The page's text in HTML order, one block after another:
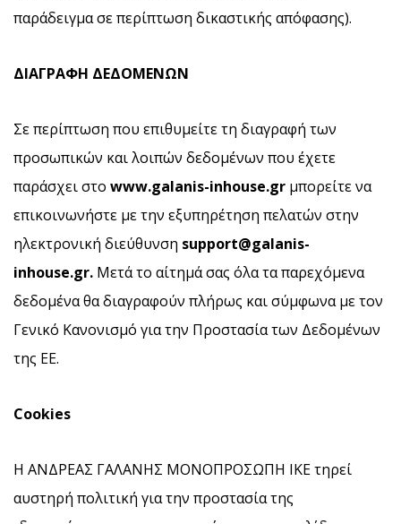
παράδειγμα σε περίπτωση δικαστικής απόφασης).
ΔΙΑΓΡΑΦΗ ΔΕΔΟΜΕΝΩΝ
Σε περίπτωση που επιθυμείτε τη διαγραφή των
προσωπικών και λοιπών δεδομένων που έχετε
παράσχει στο www.galanis-inhouse.gr μπορείτε να
επικοινωνήστε με την εξυπηρέτηση πελατών στην
ηλεκτρονική διεύθυνση support@galanis-
inhouse.gr. Μετά το αίτημά σας όλα τα παρεχόμενα
δεδομένα θα διαγραφούν πλήρως και σύμφωνα με τον
Γενικό Κανονισμό για την Προστασία των Δεδομένων
της ΕΕ.
Cookies
Η ΑΝΔΡΕΑΣ ΓΑΛΑΝΗΣ ΜΟΝΟΠΡΟΣΩΠΗ ΙΚΕ τηρεί
αυστηρή πολιτική για την προστασία της